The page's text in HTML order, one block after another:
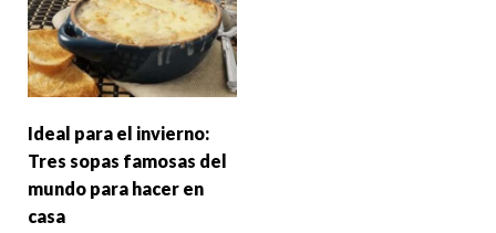
Ideal para el invierno:
Tres sopas famosas del
mundo para hacer en
casa